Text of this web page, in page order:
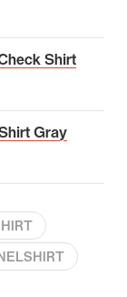
Shirt
Gray